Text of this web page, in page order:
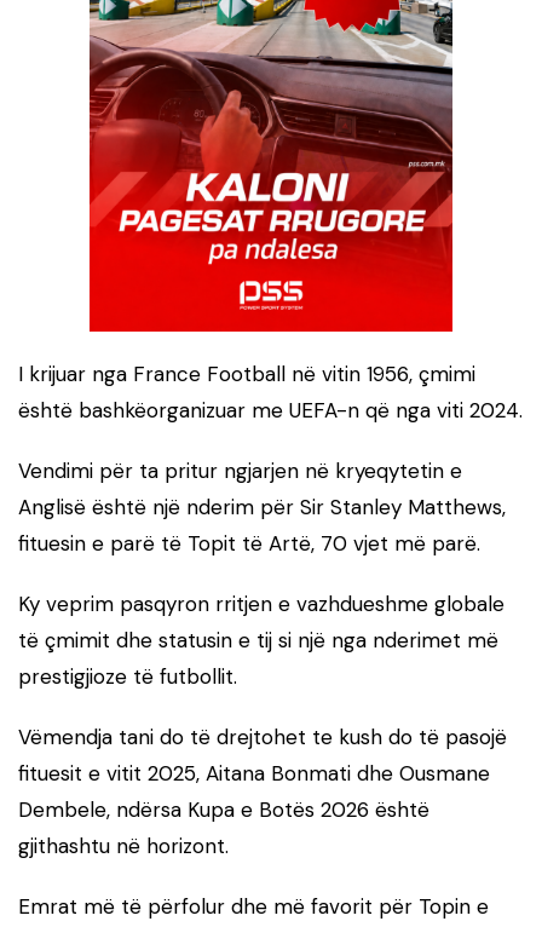
I krijuar nga France Football në vitin 1956, çmimi
është bashkëorganizuar me UEFA-n që nga viti 2024.
Vendimi për ta pritur ngjarjen në kryeqytetin e
Anglisë është një nderim për Sir Stanley Matthews,
fituesin e parë të Topit të Artë, 70 vjet më parë.
Ky veprim pasqyron rritjen e vazhdueshme globale
të çmimit dhe statusin e tij si një nga nderimet më
prestigjioze të futbollit.
Vëmendja tani do të drejtohet te kush do të pasojë
fituesit e vitit 2025, Aitana Bonmati dhe Ousmane
Dembele, ndërsa Kupa e Botës 2026 është
gjithashtu në horizont.
Emrat më të përfolur dhe më favorit për Topin e